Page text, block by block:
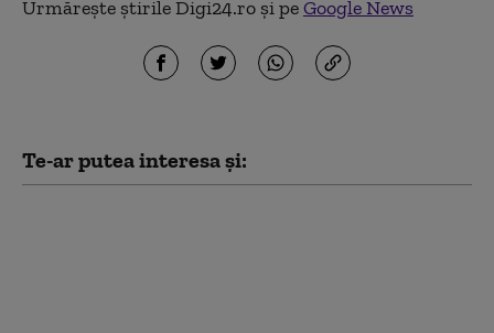
Urmărește știrile Digi24.ro și peGoogle News
Te-ar putea interesa și: